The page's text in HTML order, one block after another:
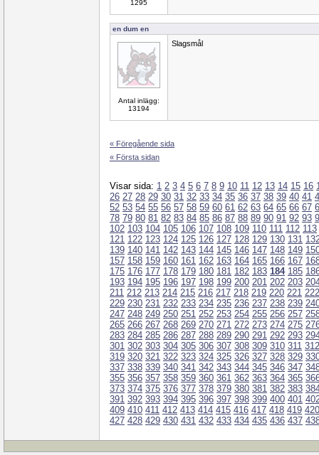
1295
en dum en
Antal inlägg:
13194
Slagsmål
« Föregående sida
« Första sidan
Visar sida: 1 2 3 4 5 6 7 8 9 10 11 12 13 14 15 16
26 27 28 29 30 31 32 33 34 35 36 37 38 39 40 41
52 53 54 55 56 57 58 59 60 61 62 63 64 65 66 67
78 79 80 81 82 83 84 85 86 87 88 89 90 91 92 93
102 103 104 105 106 107 108 109 110 111 112 113
121 122 123 124 125 126 127 128 129 130 131
139 140 141 142 143 144 145 146 147 148 149
157 158 159 160 161 162 163 164 165 166 167
175 176 177 178 179 180 181 182 183 184 185
193 194 195 196 197 198 199 200 201 202 203
211 212 213 214 215 216 217 218 219 220 221 222
229 230 231 232 233 234 235 236 237 238 239
247 248 249 250 251 252 253 254 255 256 257
265 266 267 268 269 270 271 272 273 274 275
283 284 285 286 287 288 289 290 291 292 293
301 302 303 304 305 306 307 308 309 310 311 312
319 320 321 322 323 324 325 326 327 328 329
337 338 339 340 341 342 343 344 345 346 347
355 356 357 358 359 360 361 362 363 364 365
373 374 375 376 377 378 379 380 381 382 383
391 392 393 394 395 396 397 398 399 400 401
409 410 411 412 413 414 415 416 417 418 419 420
427 428 429 430 431 432 433 434 435 436 437